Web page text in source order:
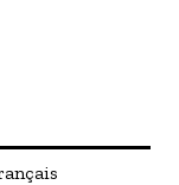
plaque de
à laver-